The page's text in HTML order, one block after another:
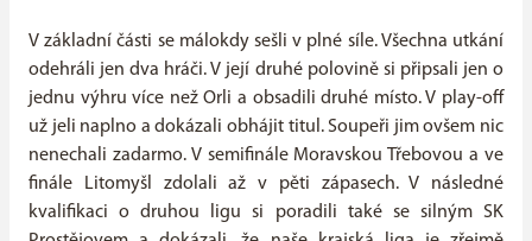
V základní části se málokdy sešli v plné síle. Všechna utkání
odehráli jen dva hráči. V její druhé polovině si připsali jen o
jednu výhru více než Orli a obsadili druhé místo. V play-off
už jeli naplno a dokázali obhájit titul. Soupeři jim ovšem nic
nenechali zadarmo. V semifinále Moravskou Třebovou a ve
finále Litomyšl zdolali až v pěti zápasech. V následné
kvalifikaci o druhou ligu si poradili také se silným SK